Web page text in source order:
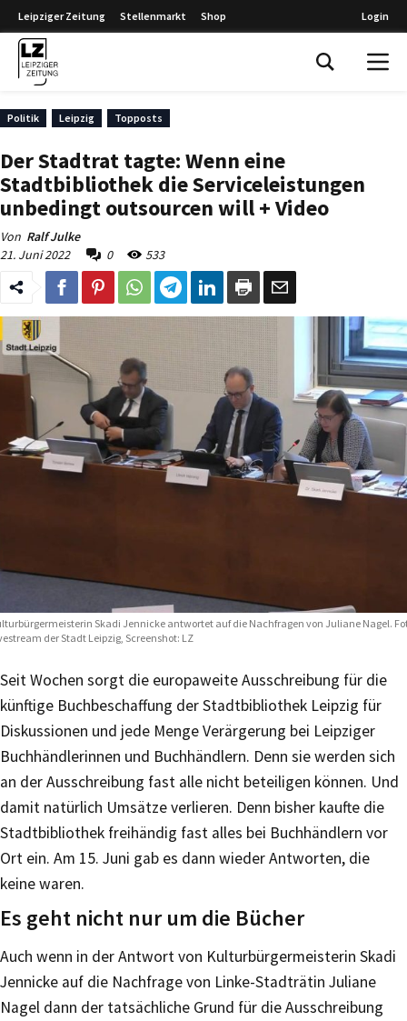
Leipziger Zeitung Stellenmarkt Shop Login
Politik Leipzig Topposts
Der Stadtrat tagte: Wenn eine
Stadtbibliothek die Serviceleistungen
unbedingt outsourcen will + Video
Von Ralf Julke
21. Juni 2022
0 533
Skadi Jennicke antwortet auf die Nachfragen von Juliane Nagel.
der Stadt Leipzig, Screenshot: LZ
Seit Wochen sorgt die europaweite Ausschreibung für die
künftige Buchbeschaffung der Stadtbibliothek Leipzig für
Diskussionen und jede Menge Verärgerung bei Leipziger
Buchhändlerinnen und Buchhändlern. Denn sie werden sich
an der Ausschreibung fast alle nicht beteiligen können. Und
damit natürlich Umsätze verlieren. Denn bisher kaufte die
Stadtbibliothek freihändig fast alles bei Buchhändlern vor
Ort ein. Am 15. Juni gab es dann wieder Antworten, die
keine waren.
Es geht nicht nur um die Bücher
Auch wenn in der Antwort von Kulturbürgermeisterin Skadi
Jennicke auf die Nachfrage von Linke-Stadträtin Juliane
Nagel dann der tatsächliche Grund für die Ausschreibung